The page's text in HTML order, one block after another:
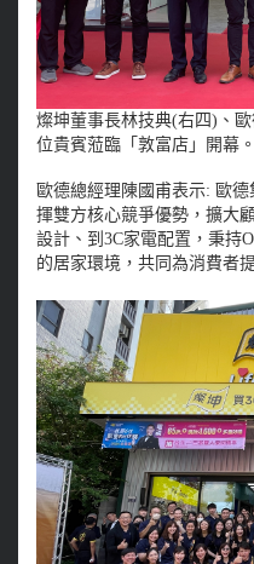
燦坤董事長林技典(右四)、
位貴賓蒞臨「敦富店」開幕。
歐德總經理陳國甫表示: 歐
揮雙方核心競爭優勢，擴大
設計、到3C家電配置，秉持
的居家環境，共同為消費者